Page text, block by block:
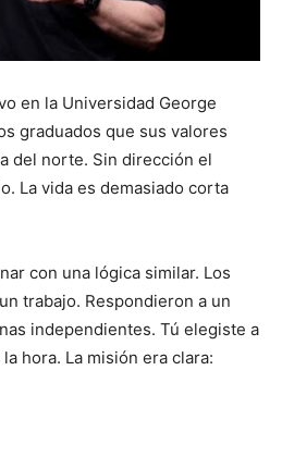
en la Universidad George
graduados que sus valores
del norte. Sin dirección el
La vida es demasiado corta
con una lógica similar. Los
trabajo. Respondieron a un
independientes. Tú elegiste a
hora. La misión era clara: